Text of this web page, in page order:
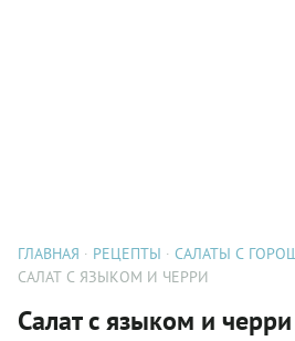
ГЛАВНАЯ РЕЦЕПТЫ
САЛАТЫ С
САЛАТ С ЯЗЫКОМ И ЧЕРРИ
Салат с языком и черри